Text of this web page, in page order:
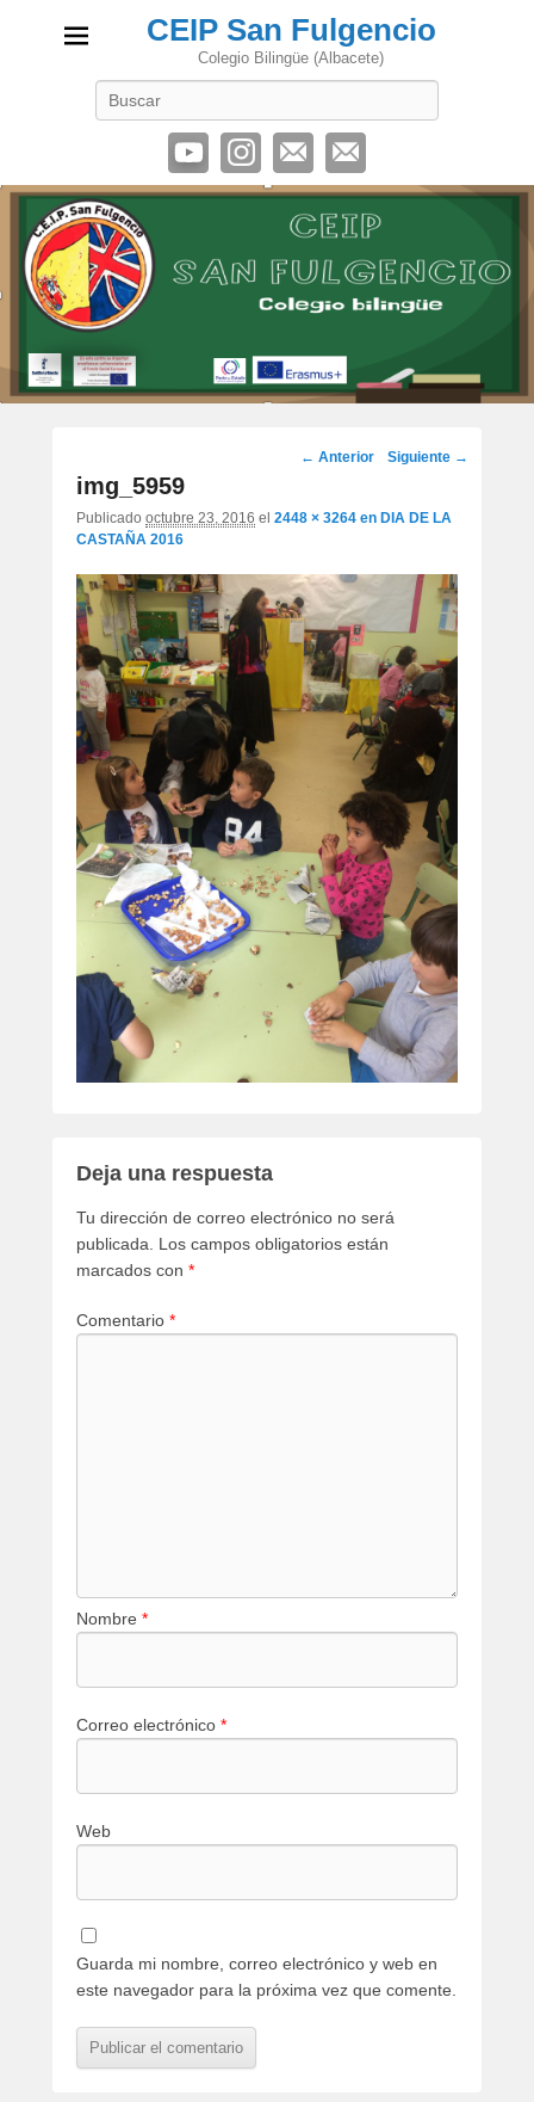
CEIP San Fulgencio
Colegio Bilingüe (Albacete)
Navegación
← Anterior Siguiente →
img_5959
Publicado octubre 23, 2016 el 2448 × 3264 en DIA DE LA
CASTAÑA 2016
Deja una respuesta
Tu dirección de correo electrónico no será
publicada. Los campos obligatorios están
marcados con *
Comentario *
Nombre *
Correo electrónico *
Web
Guarda mi nombre, correo electrónico y web en
este navegador para la próxima vez que comente.